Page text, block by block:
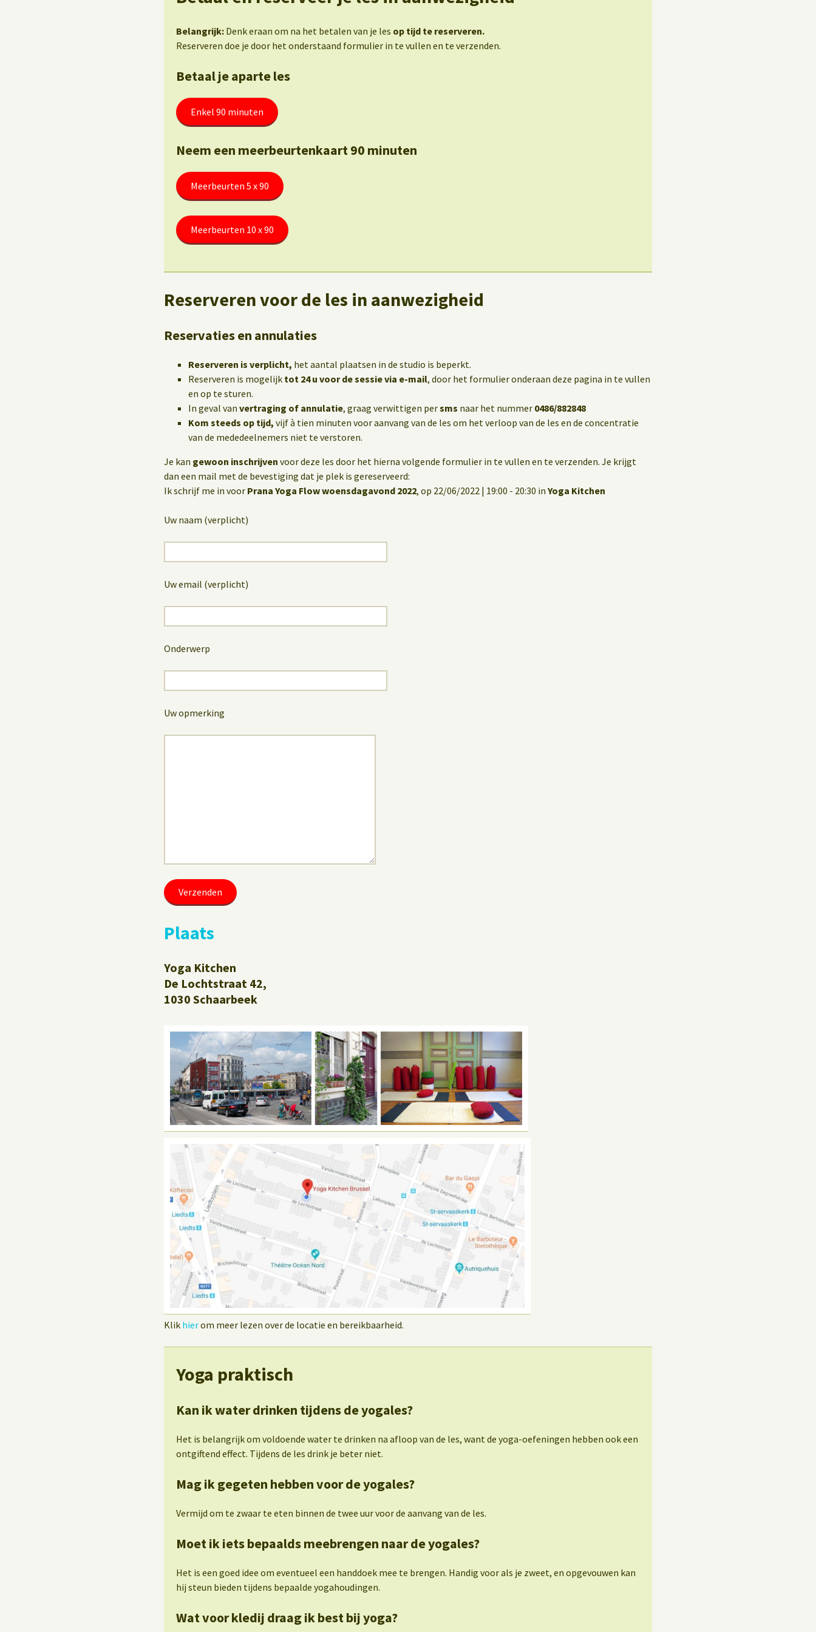
Belangrijk: Denk eraan om na het betalen van je les op tijd te reserveren.
Reserveren doe je door het onderstaand formulier in te vullen en te verzenden.
Betaal je aparte les
Enkel 90 minuten
Neem een meerbeurtenkaart 90 minuten
Meerbeurten 5 x 90
Meerbeurten 10 x 90
Reserveren voor de les in aanwezigheid
Reservaties en annulaties
Reserveren is verplicht, het aantal plaatsen in de studio is beperkt.
Reserveren is mogelijk tot 24 u voor de sessie via e-mail, door het formulier onderaan deze pagina in te vullen
en op te sturen.
In geval van vertraging of annulatie, graag verwittigen persms naar het nummer 0486/882848
Kom steeds op tijd, vijf à tien minuten voor aanvang van de les om het verloop van de les en de concentratie
van de mededeelnemers niet te verstoren.
Je kan gewoon inschrijven voor deze les door het hierna volgende formulier in te vullen en te verzenden. Je krijgt
dan een mail met de bevestiging dat je plek is gereserveerd:
Ik schrijf me in voor Prana Yoga Flow woensdagavond 2022, op 22/06/2022 | 19:00 - 20:30 in Yoga Kitchen
Uw naam (verplicht)
Uw email (verplicht)
Onderwerp
Uw opmerking
Plaats
Yoga Kitchen
De Lochtstraat 42,
1030 Schaarbeek
Klik hierom meer lezen over de locatie en bereikbaarheid.
Yoga praktisch
Kan ik water drinken tijdens de yogales?
Het is belangrijk om voldoende water te drinken na afloop van de les, want de yoga-oefeningen hebben ook een
ontgiftend effect. Tijdens de les drink je beter niet.
Mag ik gegeten hebben voor de yogales?
Vermijd om te zwaar te eten binnen de twee uur voor de aanvang van de les.
Moet ik iets bepaalds meebrengen naar de yogales?
Het is een goed idee om eventueel een handdoek mee te brengen. Handig voor als je zweet, en opgevouwen kan
hij steun bieden tijdens bepaalde yogahoudingen.
Wat voor kledij draag ik best bij yoga?